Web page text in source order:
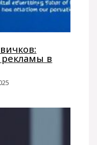
рекламы в